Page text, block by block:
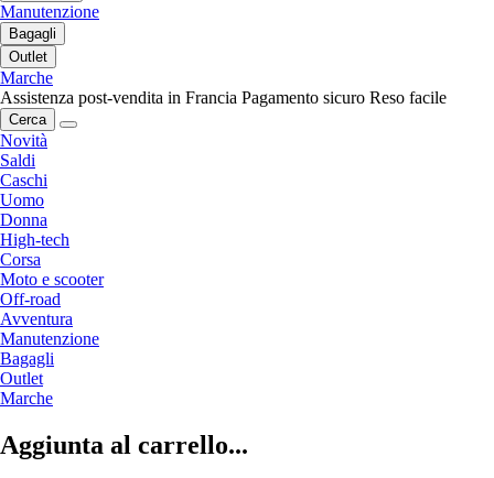
Manutenzione
Bagagli
Outlet
Marche
Assistenza post-vendita in Francia Pagamento sicuro Reso facile
Cerca
Novità
Saldi
Caschi
Uomo
Donna
High-tech
Corsa
Moto e scooter
Off-road
Avventura
Manutenzione
Bagagli
Outlet
Marche
Aggiunta al carrello...